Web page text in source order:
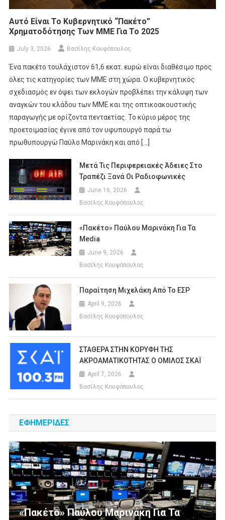
Αυτό Είναι Το Κυβερνητικό “πακέτο”
Χρηματοδότησης Των ΜΜΕ Για Το 2025
July 3, 2026 Βασίλης Κουφόπουλος
Ένα πακέτο τουλάχιστον 61,6 εκατ. ευρώ είναι διαθέσιμο προς
όλες τις κατηγορίες των ΜΜΕ στη χώρα. Ο κυβερνητικός
σχεδιασμός εν όψει των εκλογών προβλέπει την κάλυψη των
αναγκών του κλάδου των ΜΜΕ και της οπτικοακουστικής
παραγωγής με ορίζοντα πενταετίας. Το κύριο μέρος της
προετοιμασίας έγινε από τον υφυπουργό παρά τω
πρωθυπουργώ Παύλο Μαρινάκη και από […]
Μετά Τις Περιφερειακές Άδειες Στο
Τραπέζι Ξανά Οι Ραδιοφωνικές
June 16, 2026
Βασίλης Κουφόπουλος
«Πακέτο» Παύλου Μαρινάκη Για Τα
Media
June 9, 2026
Βασίλης Κουφόπουλος
Παραίτηση Μιχελάκη Από Το ΕΣΡ
April 9, 2026
Βασίλης Κουφόπουλος
ΣΤΑΘΕΡΑ ΣΤΗΝ ΚΟΡΥΦΗ ΤΗΣ
ΑΚΡΟΑΜΑΤΙΚΟΤΗΤΑΣ Ο ΟΜΙΛΟΣ ΣΚΑΪ
April 7, 2026
Βασίλης Κουφόπουλος
ΕΦΗΜΕΡΙΔΕΣ
«Πακέτο» Παύλου Μαρινάκη Για Τα